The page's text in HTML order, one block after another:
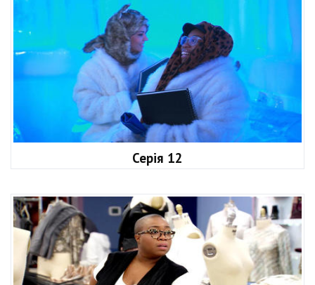
Серія 12